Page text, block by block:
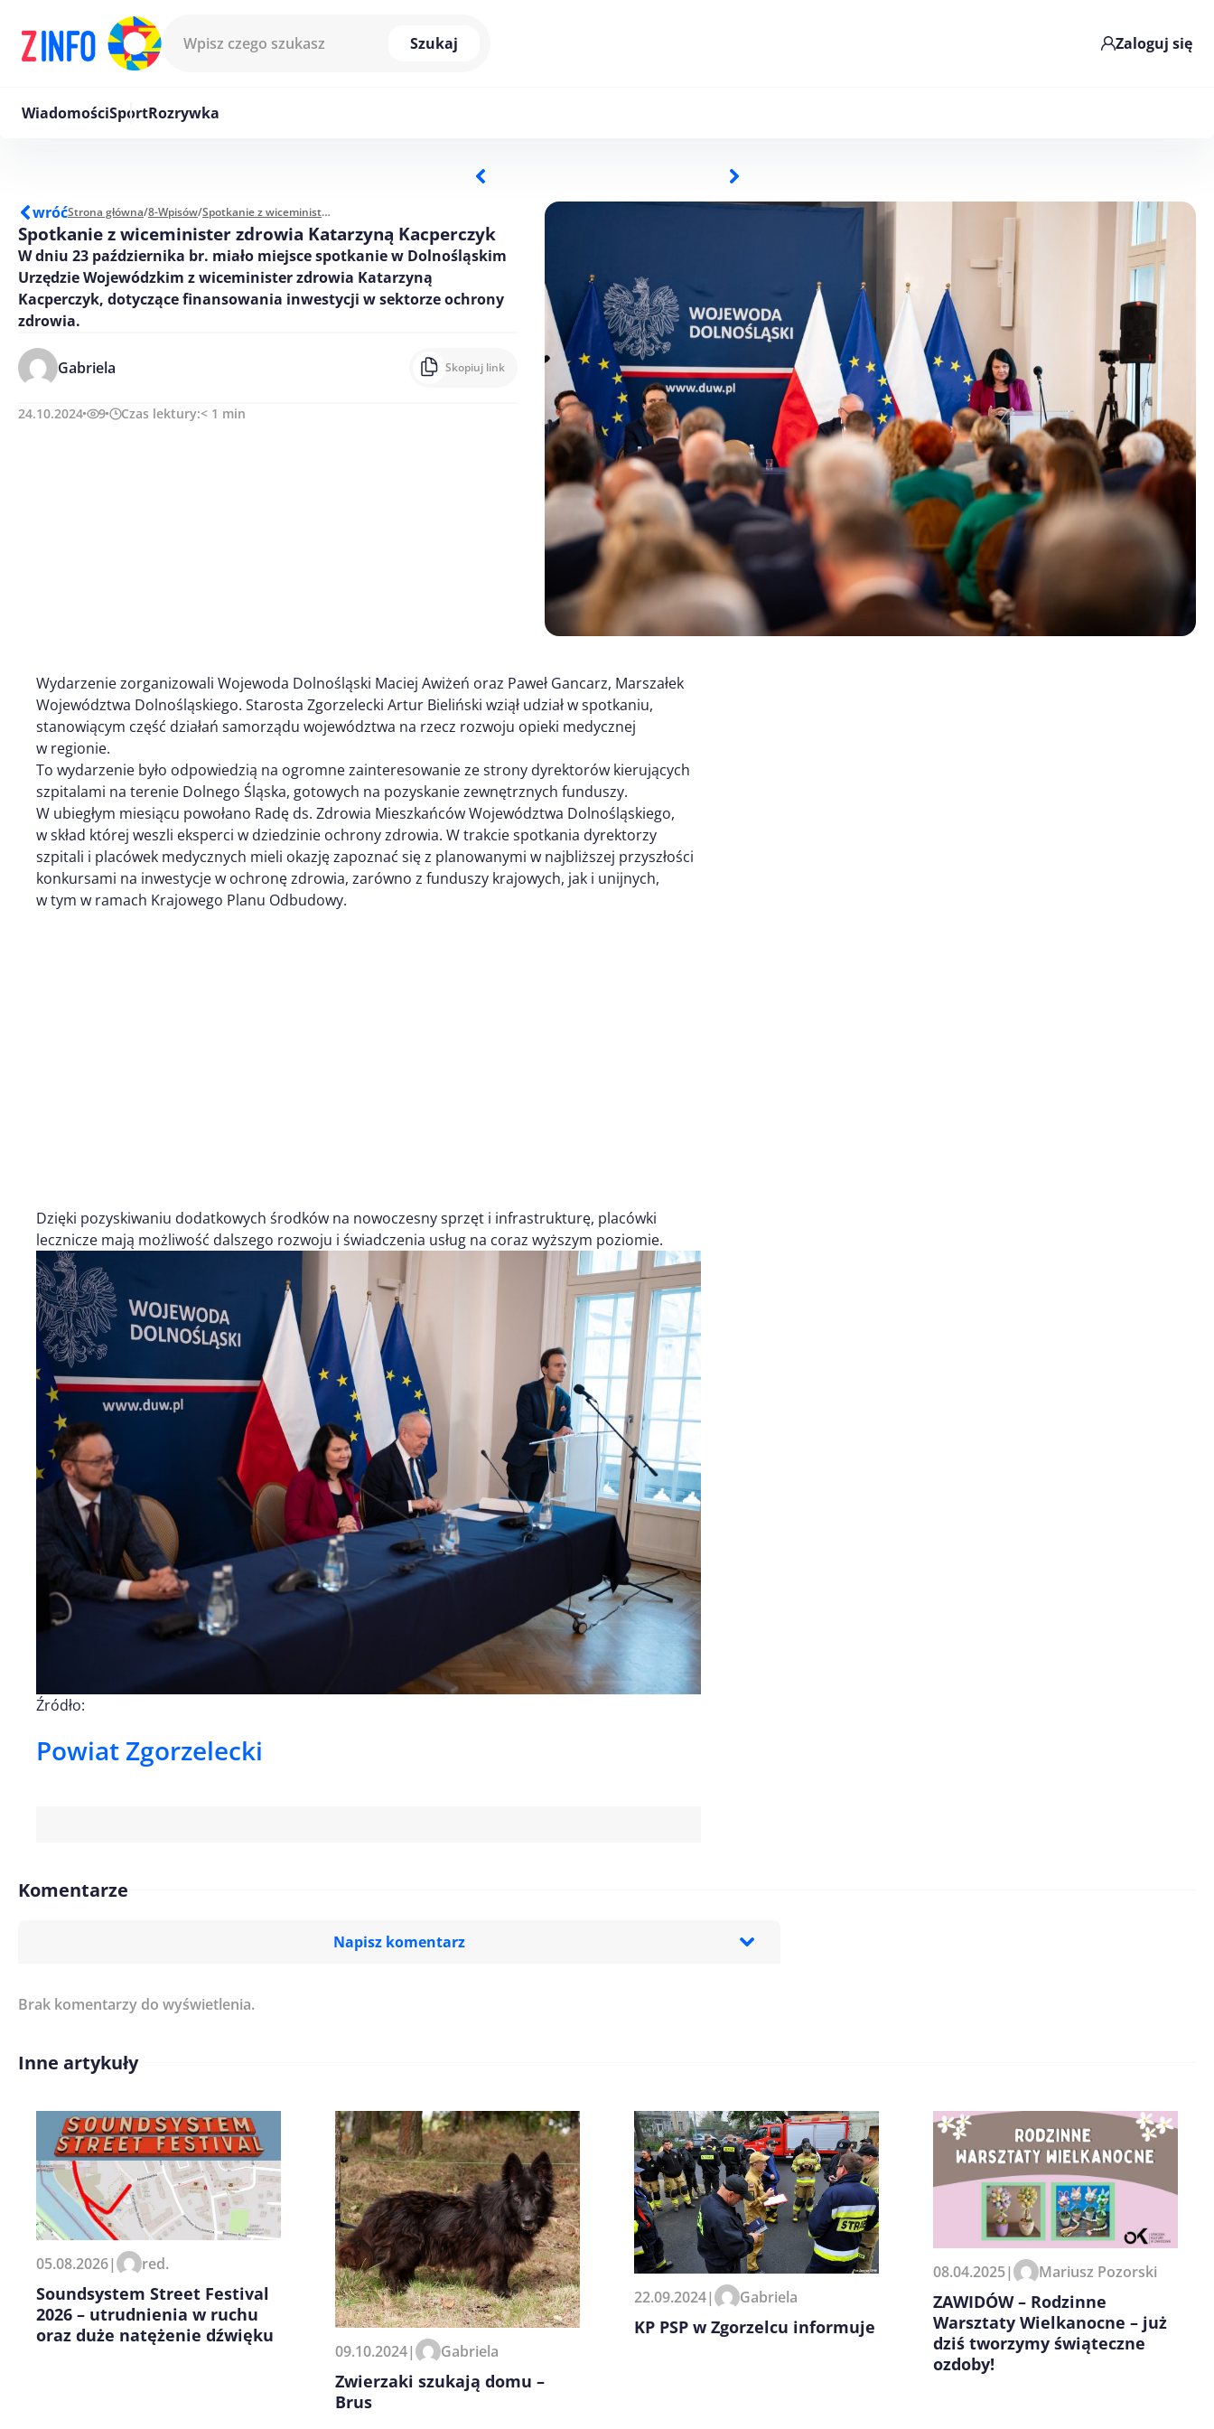
Szukaj
Zaloguj się
WiadomościSportRozrywka
wróćStrona główna/8-Wpisów/ Spotkanie z wiceminister zdrowia Katarzyną Kacperczyk
Spotkanie z wiceminister zdrowia Katarzyną Kacperczyk
W dniu 23 października br. miało miejsce spotkanie w Dolnośląskim
Urzędzie Wojewódzkim z wiceminister zdrowia Katarzyną
Kacperczyk, dotyczące finansowania inwestycji w sektorze ochrony
zdrowia.
Gabriela Skopiuj link
24.10.2024 9 Czas lektury:< 1 min
Wydarzenie zorganizowali Wojewoda Dolnośląski Maciej Awiżeń oraz Paweł Gancarz, Marszałek
Województwa Dolnośląskiego. Starosta Zgorzelecki Artur Bieliński wziął udział w spotkaniu,
stanowiącym część działań samorządu województwa na rzecz rozwoju opieki medycznej
w regionie.
To wydarzenie było odpowiedzią na ogromne zainteresowanie ze strony dyrektorów kierujących
szpitalami na terenie Dolnego Śląska, gotowych na pozyskanie zewnętrznych funduszy.
W ubiegłym miesiącu powołano Radę ds. Zdrowia Mieszkańców Województwa Dolnośląskiego,
w skład której weszli eksperci w dziedzinie ochrony zdrowia. W trakcie spotkania dyrektorzy
szpitali i placówek medycznych mieli okazję zapoznać się z planowanymi w najbliższej przyszłości
konkursami na inwestycje w ochronę zdrowia, zarówno z funduszy krajowych, jak i unijnych,
w tym w ramach Krajowego Planu Odbudowy.
Dzięki pozyskiwaniu dodatkowych środków na nowoczesny sprzęt i infrastrukturę, placówki
lecznicze mają możliwość dalszego rozwoju i świadczenia usług na coraz wyższym poziomie.
Źródło:
Powiat Zgorzelecki
Komentarze
Napisz komentarz
Imię/ Nick*
Zapamiętaj moje dane w tej przeglądarce podczas pisania
kolejnych komentarzy.
Brak komentarzy do wyświetlenia.
Inne artykuły
05.08.2026| red.
Soundsystem Street Festival
2026 – utrudnienia w ruchu
oraz duże natężenie dźwięku
09.10.2024| Gabriela
Zwierzaki szukają domu –
Brus
22.09.2024| Gabriela
KP PSP w Zgorzelcu informuje
08.04.2025| Mariusz Pozorski
ZAWIDÓW – Rodzinne
Warsztaty Wielkanocne – już
dziś tworzymy świąteczne
ozdoby!